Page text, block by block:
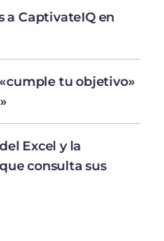
a CaptivateIQ en
tu objetivo»
Excel y la
consulta sus